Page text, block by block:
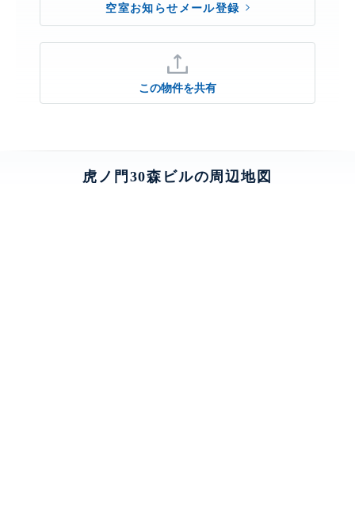
空室お知らせメール登録
この物件を共有
虎ノ門30森ビルの周辺地図